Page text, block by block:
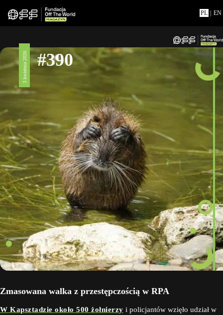
PL EN
3 kwietnia 2026 #390
Zmasowana walka z przestępczością w RPA
W Kapsztadzie około 500 żołnierzy i policjantów wzięło udział w